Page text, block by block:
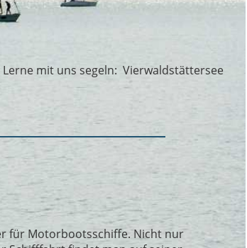
mit uns segeln: Vierwaldstättersee
für Motorbootsschiffe. Nicht nur